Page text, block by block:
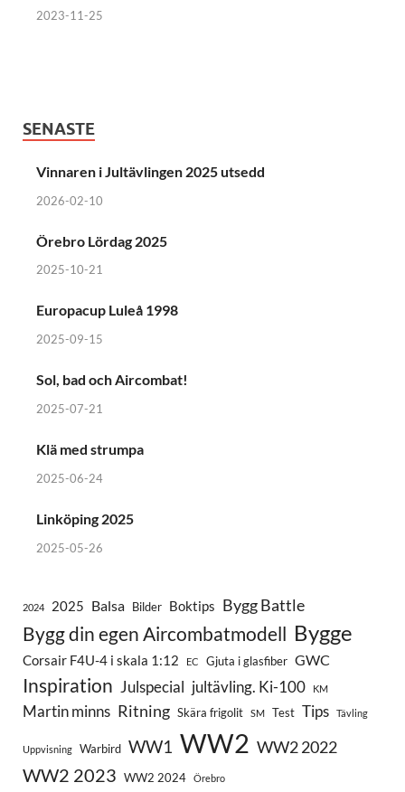
2023-11-25
SENASTE
Vinnaren i Jultävlingen 2025 utsedd
2026-02-10
Örebro Lördag 2025
2025-10-21
Europacup Luleå 1998
2025-09-15
Sol, bad och Aircombat!
2025-07-21
Klä med strumpa
2025-06-24
Linköping 2025
2025-05-26
2024 2025 Balsa Bilder Boktips Bygg Battle
Bygg din egen Aircombatmodell Bygge
Corsair F4U-4 i skala 1:12 EC Gjuta i glasfiber GWC
Inspiration Julspecial jultävling. Ki-100 KM
Martin minns Ritning Skära frigolit SM Test Tips Tävling
Uppvisning Warbird WW1 WW2 WW2 2022
WW2 2023 WW2 2024 Örebro